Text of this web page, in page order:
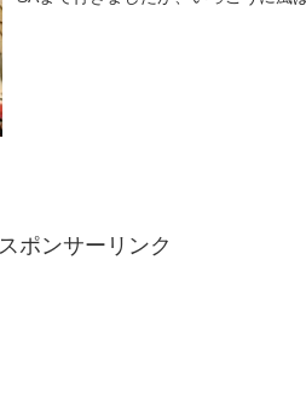
スポンサーリンク